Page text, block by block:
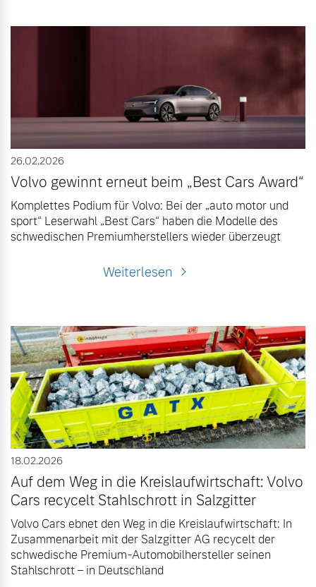
26.02.2026
Volvo gewinnt erneut beim „Best Cars Award“
Komplettes Podium für Volvo: Bei der „auto motor und
sport“ Leserwahl „Best Cars“ haben die Modelle des
schwedischen Premiumherstellers wieder überzeugt
Weiterlesen
18.02.2026
Auf dem Weg in die Kreislaufwirtschaft: Volvo
Cars recycelt Stahlschrott in Salzgitter
Volvo Cars ebnet den Weg in die Kreislaufwirtschaft: In
Zusammenarbeit mit der Salzgitter AG recycelt der
schwedische Premium-Automobilhersteller seinen
Stahlschrott – in Deutschland